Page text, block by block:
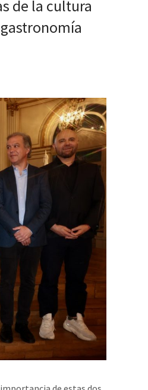
de la cultura